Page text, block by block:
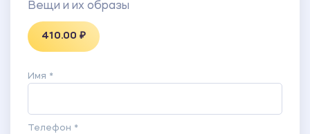
Вещи и их образы
410.00 ₽
Имя *
Телефон *